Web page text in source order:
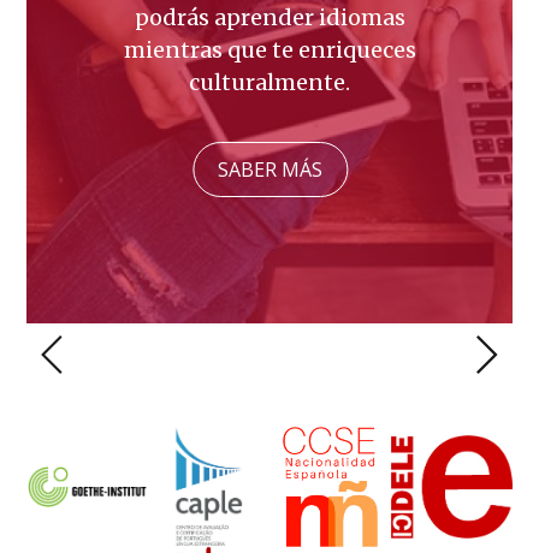
podrás aprender idiomas
mientras que te enriqueces
culturalmente.
SABER MÁS